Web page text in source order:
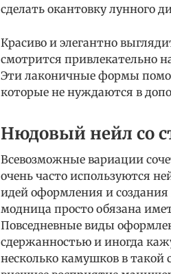
сделать окантовку лунного
Красиво и элегантно
смотрится привлекательно
Эти лаконичные формы
которые не нуждаются в
Нюдовый нейл со
Всевозможные вариации
очень часто используются
идей оформления и
модница просто обязана
Повседневные виды
сдержанностью и иногда
несколько камушков в